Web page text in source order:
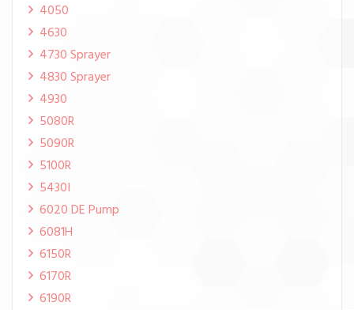
4050
4630
4730 Sprayer
4830 Sprayer
4930
5080R
5090R
5100R
5430I
6020 DE Pump
6081H
6150R
6170R
6190R